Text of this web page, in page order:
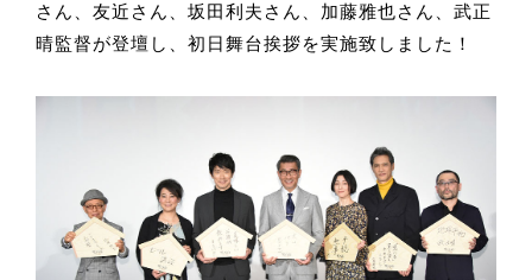
さん、友近さん、坂田利夫さん、加藤雅也さん、武正
晴監督が登壇し、初日舞台挨拶を実施致しました！